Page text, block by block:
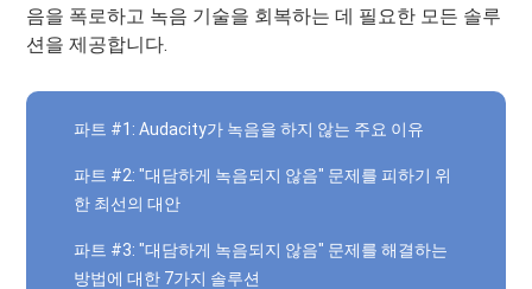
음을 폭로하고 녹음 기술을 회복하는 데 필요한 모든 솔루
션을 제공합니다.
파트 #1: Audacity가 녹음을 하지 않는 주요 이유
파트 #2: "대담하게 녹음되지 않음" 문제를 피하기 위
한 최선의 대안
파트 #3: "대담하게 녹음되지 않음" 문제를 해결하는
방법에 대한 7가지 솔루션